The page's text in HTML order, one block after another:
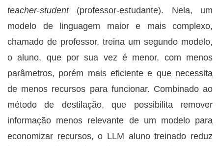
teacher-student(professor-estudante). Nela, um
modelo de linguagem maior e mais complexo,
chamado de professor, treina um segundo modelo,
o aluno, que por sua vez é menor, com menos
parâmetros, porém mais eficiente e que necessita
de menos recursos para funcionar. Combinado ao
método de destilação, que possibilita remover
informação menos relevante de um modelo para
economizar recursos, o LLM aluno treinado reduz